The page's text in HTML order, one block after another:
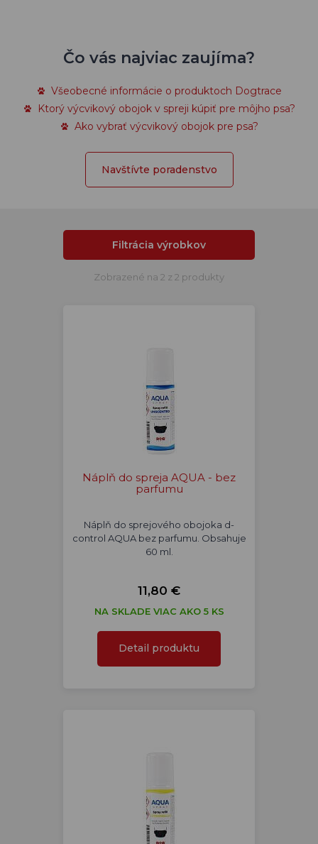
Čo vás najviac zaujíma?
Všeobecné informácie o produktoch Dogtrace
Ktorý výcvikový obojok v spreji kúpiť pre môjho psa?
Ako vybrať výcvikový obojok pre psa?
Navštívte poradenstvo
Filtrácia výrobkov
Zobrazené na 2 z 2 produkty
Náplň do spreja AQUA - bez
parfumu
Náplň do sprejového obojoka d-
control AQUA bez parfumu. Obsahuje
60 ml.
11,80 €
NA SKLADE VIAC AKO 5 KS
Detail produktu